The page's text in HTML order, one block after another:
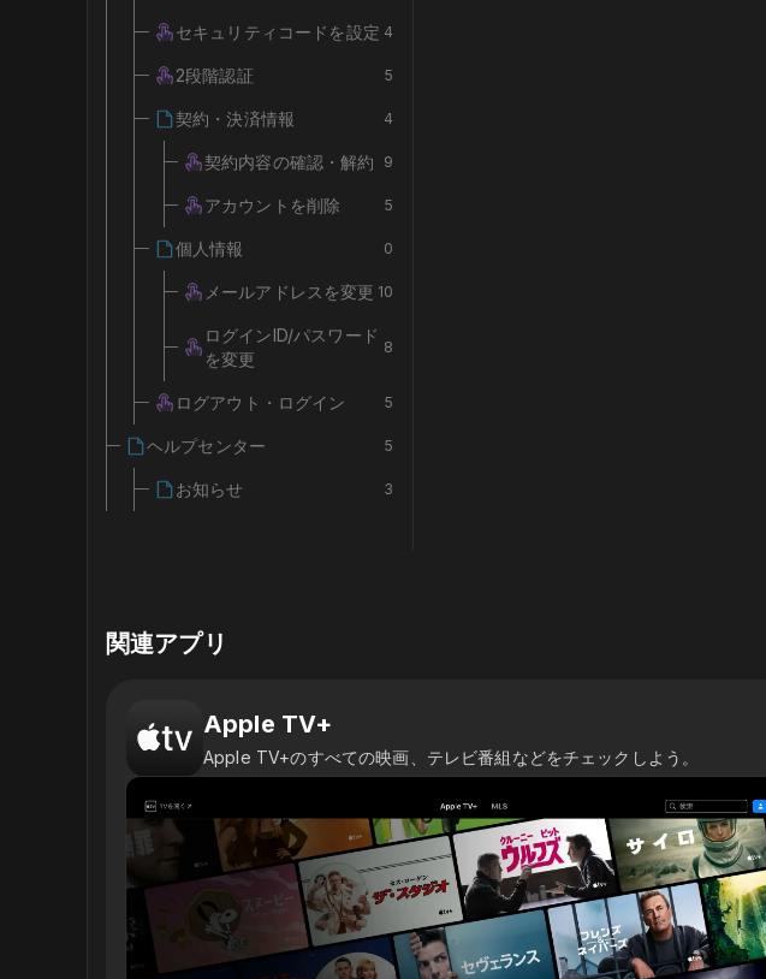
セキュリティコードを設定 4
2段階認証 5
契約・決済情報 4
契約内容の確認・解約 9
アカウントを削除 5
個人情報 0
メールアドレスを変更 10
ログインID/パスワード
を変更
8
ログアウト・ログイン 5
ヘルプセンター 5
お知らせ 3
関連アプリ
‎Apple TV+
Apple TV+のすべての映画、テレビ番組などをチェックしよう。